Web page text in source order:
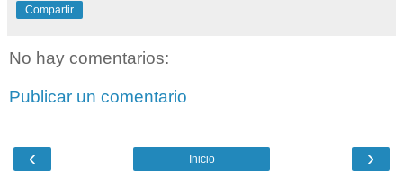
Compartir
No hay comentarios:
Publicar un comentario
‹ ›
Inicio